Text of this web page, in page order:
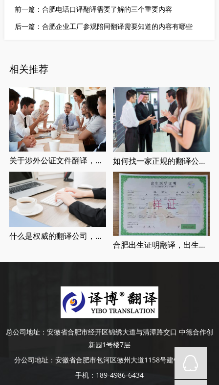
前一篇：合肥电话口译翻译需要了解的三个重要内容
后一篇：合肥企业工厂参观陪同翻译需要知道的内容有哪些
相关推荐
关于涉外公证文件翻译，涉外婚姻登记，留学翻译介绍 如何找一家正规的翻译公司，找正规翻译公司有哪些要求
什么是权威的翻译公司，正规翻译公司介绍
合肥出生证明翻译，出生证明翻译认证流程
总公司地址： 安徽省合肥市经开区锦绣大道与清潭路交口 中德合作创
新园1号楼7层
分公司地址： 安徽省合肥市包河区徽州大道1158号建银大厦4楼
手机： 189-4986-6434